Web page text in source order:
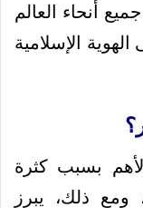
أنحاء العالم
الإسلامية
بسبب كثرة
ومع ذلك، يبرز